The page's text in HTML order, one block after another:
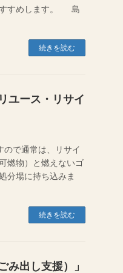
すすめします。 島
続きを読む
ユース・リサイ
ので通常は、リサイ
燃物）と燃えないゴ
分場に持ち込みま
続きを読む
み出し支援）」